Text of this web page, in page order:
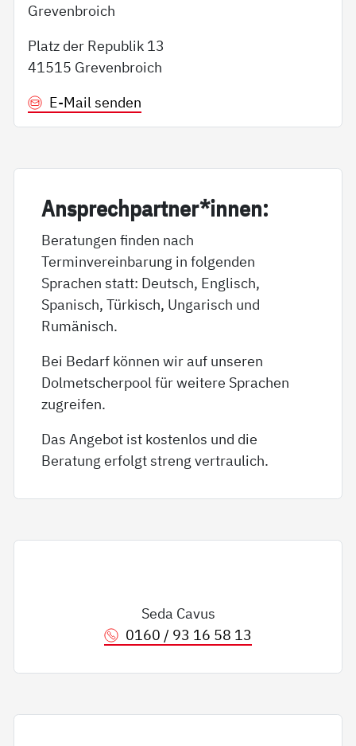
Grevenbroich
Platz der Republik 13
41515 Grevenbroich
E-Mail senden
An­sp­rech­part­ner*in­nen:
Beratungen finden nach
Terminvereinbarung in folgenden
Sprachen statt: Deutsch, Englisch,
Spanisch, Türkisch, Ungarisch und
Rumänisch.
Bei Bedarf können wir auf unseren
Dolmetscherpool für weitere Sprachen
zugreifen.
Das Angebot ist kostenlos und die
Beratung erfolgt streng vertraulich.
Seda Cavus
0160 / 93 16 58 13